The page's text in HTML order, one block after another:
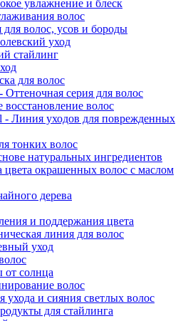
увлажнение и блеск
волос
волос, усов и бороды
уход
стайлинг
для волос
серия для волос
волос
Линия уходов для поврежденных
тонких волос
натуральных ингредиентов
окрашенных волос с маслом
дерева
и поддержания цвета
линия для волос
уход
от солнца
волос
ухода и сияния светлых волос
для стайлинга